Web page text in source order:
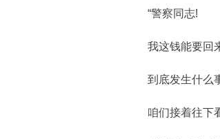
“警察同志!
我这钱能要回
到底发生什么事
咱们接着往下